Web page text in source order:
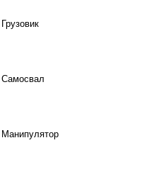
Грузовик
Самосвал
Манипулятор